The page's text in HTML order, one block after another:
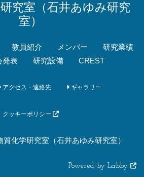
究室（石井あゆみ研究
室）
教員紹介 メンバー
研究業績
発表
研究設備 CREST
アクセス・連絡先 ギャラリー
クッキーポリシー
化学研究室（石井あゆみ研究室）
Powered by Labby